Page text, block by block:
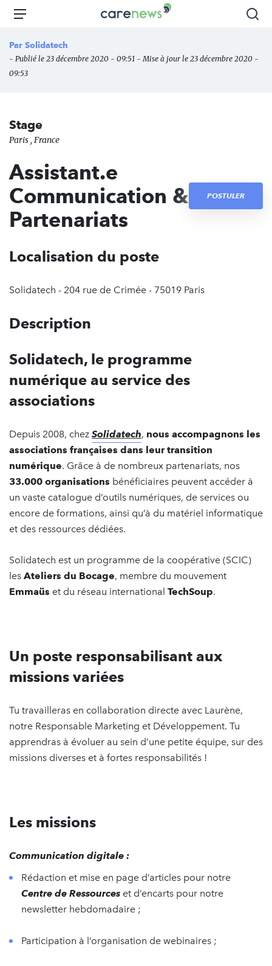
Aller
principal
Carenews,
des
Menu
Par Solidatech
- Publié le 23 décembre 2020 - 09:51 - Mise à jour le 23 décembre 2020 -
09:53
Stage
Paris , France
Assistant.e
Communication &
Partenariats
POSTULER
Localisation du poste
Solidatech - 204 rue de Crimée - 75019 Paris
Description
Solidatech, le programme
numérique au service des
associations
Depuis 2008, chezSolidatech, nous accompagnons les
associations françaises dans leur transition
numérique. Grâce à de nombreux partenariats, nos
33.000 organisations bénéficiaires peuvent accéder à
un vaste catalogue d’outils numériques, de services ou
encore de formations, ainsi qu’à du matériel informatique
et des ressources dédiées.
Solidatech est un programme de la coopérative (SCIC)
les Ateliers du Bocage, membre du mouvement
Emmaüs et du réseau international TechSoup.
Un poste responsabilisant aux
missions variées
Tu travailleras en collaboration directe avec Laurène,
notre Responsable Marketing et Développement. Tu
apprendras à évoluer au sein d’une petite équipe, sur des
missions diverses et à fortes responsabilités !
Les missions
Communication digitale :
Rédaction et mise en page d’articles pour notre
Centre de Ressources et d’encarts pour notre
newsletter hebdomadaire ;
Participation à l’organisation de webinaires ;